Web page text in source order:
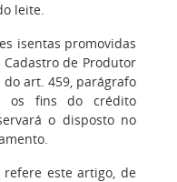
leite.
isentas promovidas
de Produtor
do art. 459, parágrafo
os fins do crédito
o disposto no
este artigo, de